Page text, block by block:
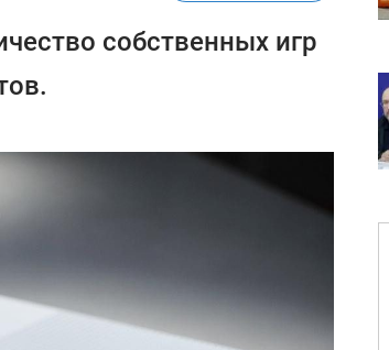
собственных игр